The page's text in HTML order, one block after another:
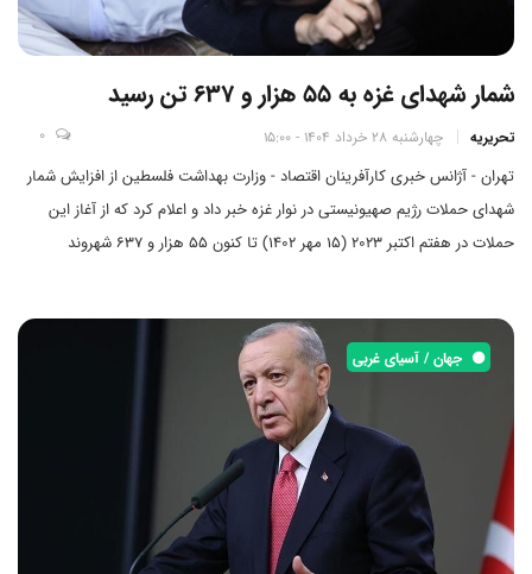
شمار شهدای غزه به ۵۵ هزار و ۶۳۷ تن رسید
تحریریه چهارشنبه 28 خرداد 1404 - 15:00 0
تهران - آژانس خبری کارآفرینان اقتصاد - وزارت بهداشت فلسطین از افزایش شمار
شهدای حملات رژیم صهیونیستی در نوار غزه خبر داد و اعلام کرد که از آغاز این
حملات در هفتم اکتبر ۲۰۲۳ (۱۵ مهر ۱۴۰۲) تا کنون ۵۵ هزار و ۶۳۷ شهروند
جهان / آسیای غربی